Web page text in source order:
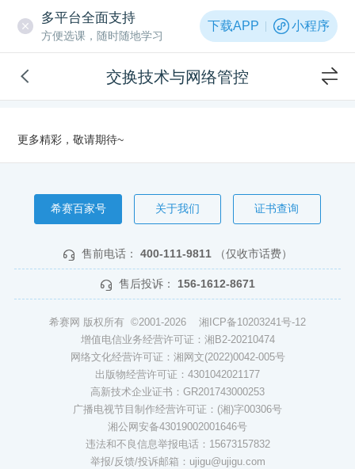
多平台全面支持
方便选课，随时随地学习
下载APP 小程序
交换技术与网络管控
更多精彩，敬请期待~
希赛百家号 关于我们 证书查询
售前电话： 400-111-9811 （仅收市话费）
售后投诉： 156-1612-8671
希赛网 版权所有 ©2001-2026 湘ICP备10203241号-12
增值电信业务经营许可证：湘B2-20210474
网络文化经营许可证：湘网文(2022)0042-005号
出版物经营许可证：4301042021177
高新技术企业证书：GR201743000253
广播电视节目制作经营许可证：(湘)字00306号
湘公网安备43019002001646号
违法和不良信息举报电话：15673157832
举报/反馈/投诉邮箱：ujigu@ujigu.com